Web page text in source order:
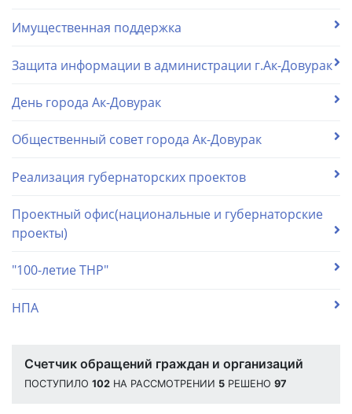
Имущественная поддержка
Защита информации в администрации г.Ак-Довурак
День города Ак-Довурак
Общественный совет города Ак-Довурак
Реализация губернаторских проектов
Проектный офис(национальные и губернаторские
проекты)
"100-летие ТНР"
НПА
Счетчик обращений граждан и организаций
ПОСТУПИЛО 102 НА РАССМОТРЕНИИ 5 РЕШЕНО 97